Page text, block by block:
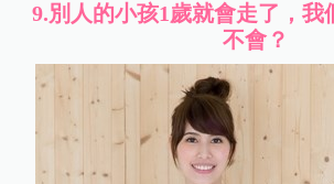
9.別人的小孩1歲就會走了，我
不會？